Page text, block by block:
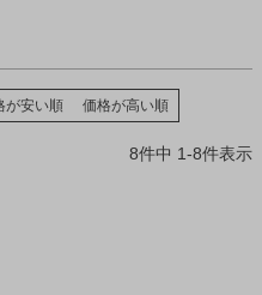
が安い順 価格が高い順
8件中 1-8件表示